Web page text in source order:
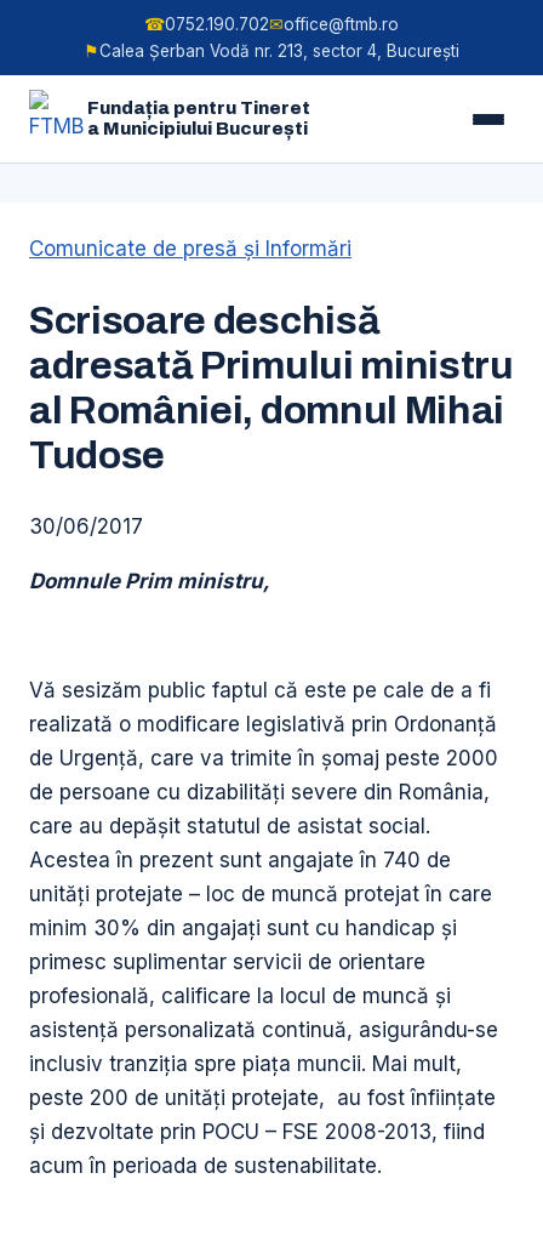
☎0752.190.702✉office@ftmb.ro
⚑Calea Șerban Vodă nr. 213, sector 4, București
Fundația pentru Tineret
a Municipiului București
Comunicate de presă şi Informări
Scrisoare deschisă
adresată Primului ministru
al României, domnul Mihai
Tudose
30/06/2017
Domnule Prim ministru,
Vă sesizăm public faptul că este pe cale de a fi
realizată o modificare legislativă prin Ordonanță
de Urgență, care va trimite în șomaj peste 2000
de persoane cu dizabilități severe din România,
care au depășit statutul de asistat social.
Acestea în prezent sunt angajate în 740 de
unități protejate – loc de muncă protejat în care
minim 30% din angajați sunt cu handicap și
primesc suplimentar servicii de orientare
profesională, calificare la locul de muncă și
asistență personalizată continuă, asigurându-se
inclusiv tranziția spre piața muncii. Mai mult,
peste 200 de unități protejate, au fost înființate
și dezvoltate prin POCU – FSE 2008-2013, fiind
acum în perioada de sustenabilitate.